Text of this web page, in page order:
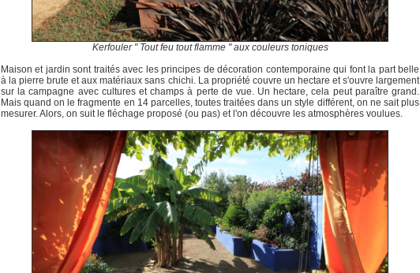
Kerfouler " Tout feu tout flamme " aux couleurs toniques
Maison et jardin sont traités avec les principes de décoration contemporaine qui font la part belle
à la pierre brute et aux matériaux sans chichi. La propriété couvre un hectare et s'ouvre largement
sur la campagne avec cultures et champs à perte de vue. Un hectare, cela peut paraître grand.
Mais quand on le fragmente en 14 parcelles, toutes traitées dans un style différent, on ne sait plus
mesurer. Alors, on suit le fléchage proposé (ou pas) et l'on découvre les atmosphères voulues.